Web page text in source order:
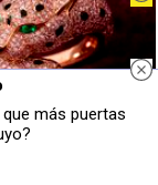
en
simboliza la
más puertas